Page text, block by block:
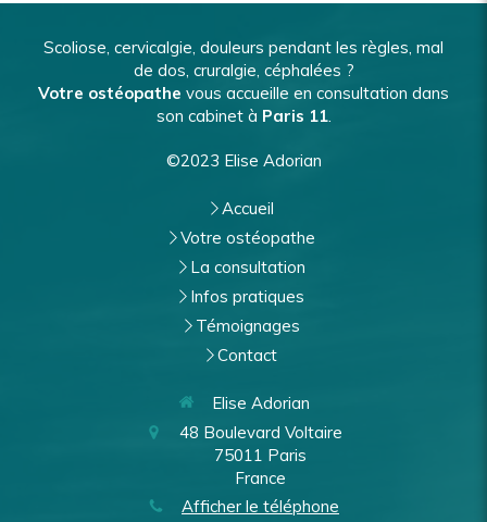
Scoliose, cervicalgie, douleurs pendant les règles, mal
de dos, cruralgie, céphalées ?
Votre ostéopathe vous accueille en consultation dans
son cabinet à Paris 11.
©2023 Elise Adorian
Accueil
Votre ostéopathe
La consultation
Infos pratiques
Témoignages
Contact
Elise Adorian
48 Boulevard Voltaire
75011 Paris
France
Afficher le téléphone